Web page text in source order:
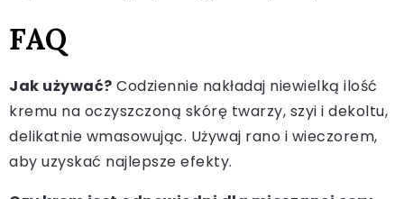
FAQ
Jak używać? Codziennie nakładaj niewielką ilość
kremu na oczyszczoną skórę twarzy, szyi i dekoltu,
delikatnie wmasowując. Używaj rano i wieczorem,
aby uzyskać najlepsze efekty.